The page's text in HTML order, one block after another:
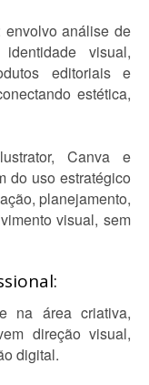
envolvo análise de
visual,
editoriais e
estética,
Canva e
do uso estratégico
planejamento,
visual, sem
na área criativa,
direção visual,
digital.